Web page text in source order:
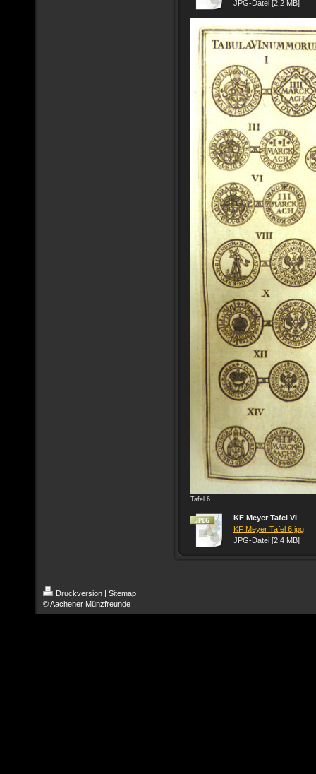
JPG-Datei [2.2 MB]
Tafel 6
KF Meyer Tafel VI
KF Meyer Tafel 6.jpg
JPG-Datei [2.4 MB]
Druckversion | Sitemap
© Aachener Münzfreunde